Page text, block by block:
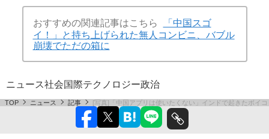
おすすめの関連記事はこちら
「中国スゴ
イ！」と持ち上げられた無人コンビニ、バブル
崩壊でただの箱に
ニュース社会国際テクノロジー政治
TOP ニュース 記事 [写真]「中国アプリは使いたくない」インドで起きたボイ